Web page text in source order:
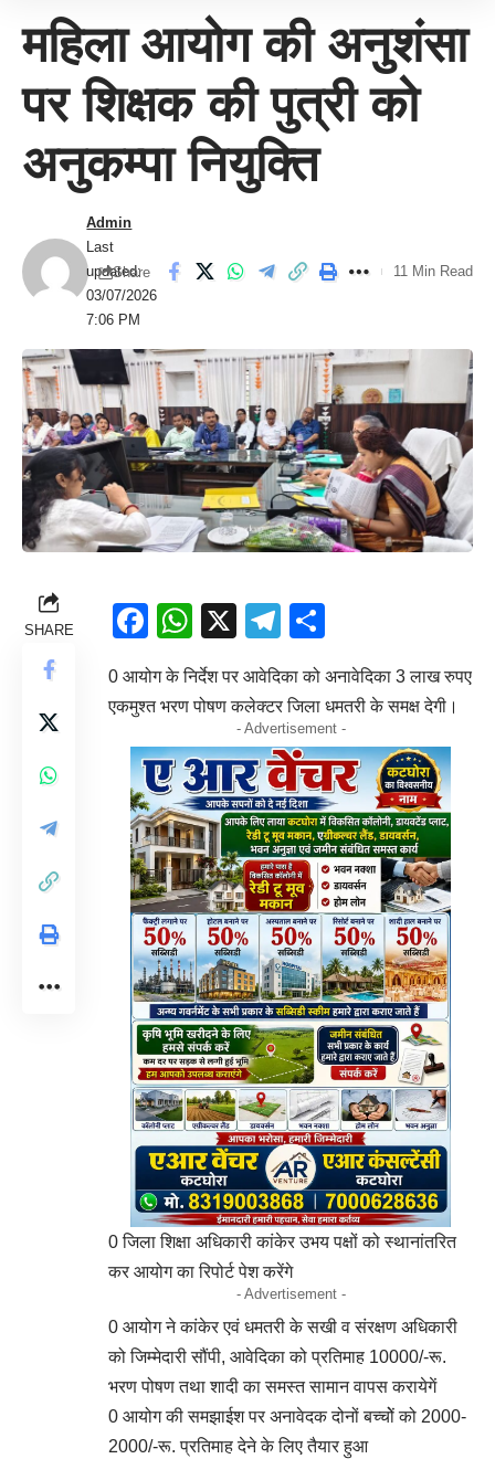
महिला आयोग की अनुशंसा
पर शिक्षक की पुत्री को
अनुकम्पा नियुक्ति
Last
updated:
03/07/2026
7:06 PM
Admin
Share 11 Min Read
SHARE Facebook
WhatsApp
X Telegram
0 आयोग के निर्देश पर आवेदिका को अनावेदिका 3 लाख रुपए
एकमुश्त भरण पोषण कलेक्टर जिला धमतरी के समक्ष देगी।
- Advertisement -
0 जिला शिक्षा अधिकारी कांकेर उभय पक्षों को स्थानांतरित
कर आयोग का रिपोर्ट पेश करेंगे
- Advertisement -
0 आयोग ने कांकेर एवं धमतरी के सखी व संरक्षण अधिकारी
को जिम्मेदारी सौंपी, आवेदिका को प्रतिमाह 10000/-रू.
भरण पोषण तथा शादी का समस्त सामान वापस करायेगें
0 आयोग की समझाईश पर अनावेदक दोनों बच्चोें को 2000-
2000/-रू. प्रतिमाह देने के लिए तैयार हुआ